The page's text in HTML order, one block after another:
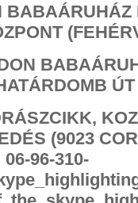
BABAÁRUHÁZ
ÚT
(9023
06-96-310-